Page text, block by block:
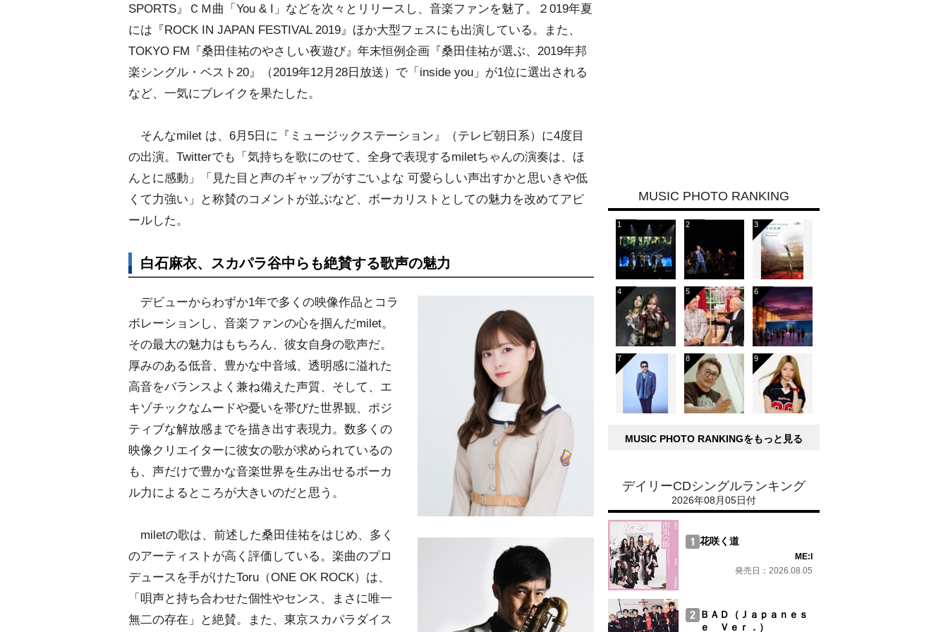
SPORTS』ＣＭ曲「You & I」などを次々とリリースし、音楽ファンを魅了。２019年夏
には『ROCK IN JAPAN FESTIVAL 2019』ほか大型フェスにも出演している。また、
TOKYO FM『桑田佳祐のやさしい夜遊び』年末恒例企画『桑田佳祐が選ぶ、2019年邦
楽シングル・ベスト20』（2019年12月28日放送）で「inside you」が1位に選出される
など、一気にブレイクを果たした。
そんなmilet は、6月5日に『ミュージックステーション』（テレビ朝日系）に4度目
の出演。Twitterでも「気持ちを歌にのせて、全身で表現するmiletちゃんの演奏は、ほ
んとに感動」「見た目と声のギャップがすごいよな 可愛らしい声出すかと思いきや低
くて力強い」と称賛のコメントが並ぶなど、ボーカリストとしての魅力を改めてアピ
ールした。
白石麻衣、スカパラ谷中らも絶賛する歌声の魅力
デビューからわずか1年で多くの映像作品とコラ
ボレーションし、音楽ファンの心を掴んだmilet。
その最大の魅力はもちろん、彼女自身の歌声だ。
厚みのある低音、豊かな中音域、透明感に溢れた
高音をバランスよく兼ね備えた声質、そして、エ
キゾチックなムードや憂いを帯びた世界観、ポジ
ティブな解放感までを描き出す表現力。数多くの
映像クリエイターに彼女の歌が求められているの
も、声だけで豊かな音楽世界を生み出せるボーカ
ル力によるところが大きいのだと思う。
miletの歌は、前述した桑田佳祐をはじめ、多く
のアーティストが高く評価している。楽曲のプロ
デュースを手がけたToru（ONE OK ROCK）は、
「唄声と持ち合わせた個性やセンス、まさに唯一
無二の存在」と絶賛。また、東京スカパラダイス
MUSIC PHOTO RANKING
MUSIC PHOTO RANKINGをもっと見る
デイリーCDシングルランキング
2026年08月05日付
花咲く道
ME:I
発売日：2026.08.05
ＢＡＤ（Ｊａｐａｎｅｓ
ｅ Ｖｅｒ．）